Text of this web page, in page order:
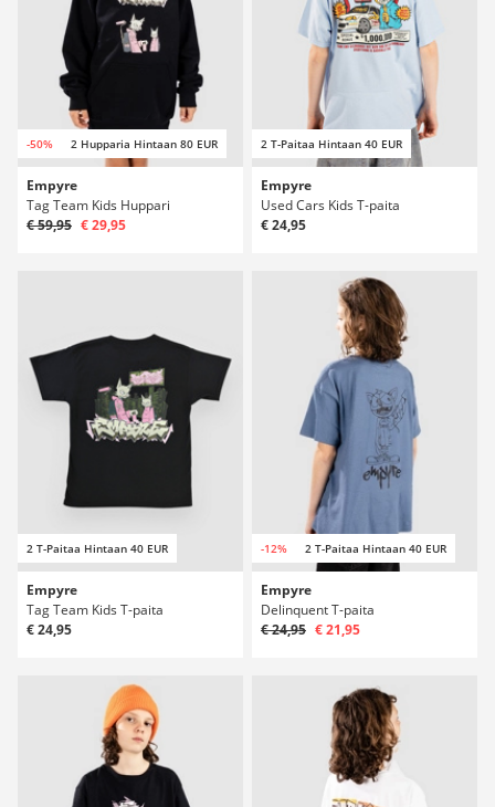
-50% 2 Hupparia Hintaan 80 EUR
Empyre
Tag Team Kids Huppari
€ 59,95 € 29,95
2 T-Paitaa Hintaan 40 EUR
Empyre
Used Cars Kids T-paita
€ 24,95
2 T-Paitaa Hintaan 40 EUR
Empyre
Tag Team Kids T-paita
€ 24,95
-12% 2 T-Paitaa Hintaan 40 EUR
Empyre
Delinquent T-paita
€ 24,95 € 21,95